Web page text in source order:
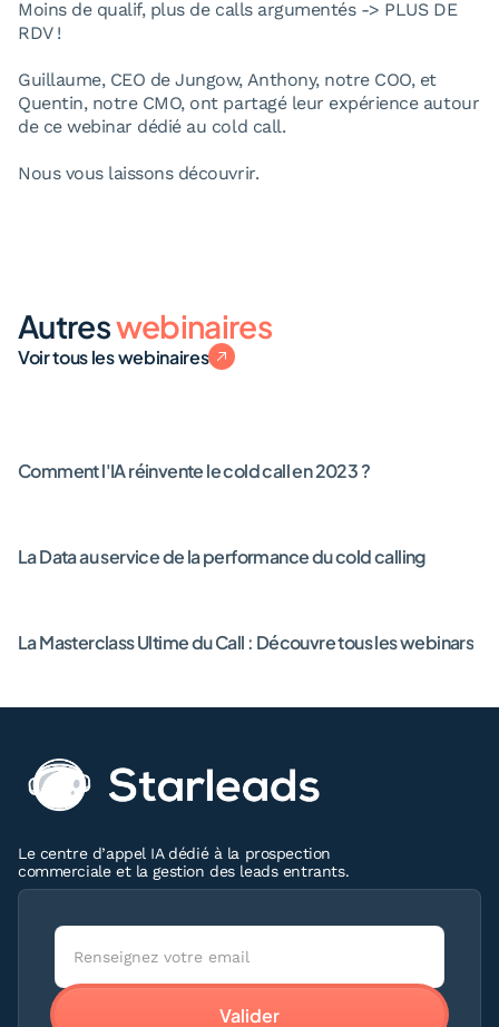
Moins de qualif, plus de calls argumentés -> PLUS DE
RDV !
Guillaume, CEO de Jungow, Anthony, notre COO, et
Quentin, notre CMO, ont partagé leur expérience autour
de ce webinar dédié au cold call.
Nous vous laissons découvrir.
Autreswebinaires
Voir tous les webinaires
Comment l'IA réinvente le cold call en 2023 ?
La Data au service de la performance du cold calling
La Masterclass Ultime du Call : Découvre tous les webinars
Le centre d’appel IA dédié à la prospection
commerciale et la gestion des leads entrants.